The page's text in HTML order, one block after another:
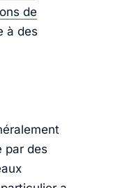
de
à des
par des